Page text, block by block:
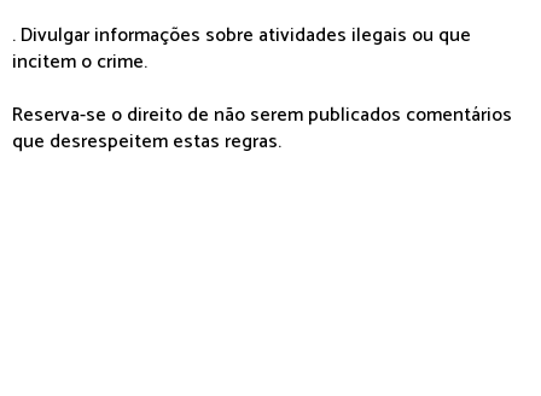
. Divulgar informações sobre atividades ilegais ou que
incitem o crime.
Reserva-se o direito de não serem publicados comentários
que desrespeitem estas regras.